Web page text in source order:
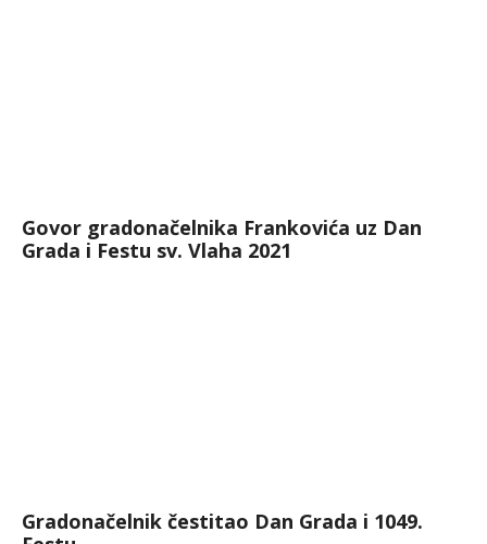
Govor gradonačelnika Frankovića uz Dan
Grada i Festu sv. Vlaha 2021
Gradonačelnik čestitao Dan Grada i 1049.